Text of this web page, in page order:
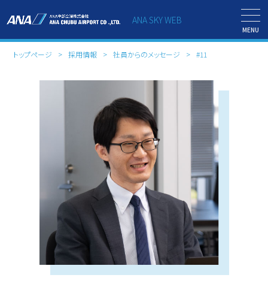
ANA SKY WEB
MENU
トップページ 採用情報 社員からのメッセージ #11